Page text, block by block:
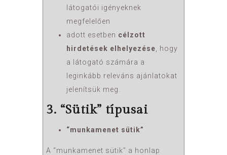
látogatói igényeknek
megfelelően
adott esetben célzott
hirdetések elhelyezése , hogy
a látogató számára a
leginkább releváns ajánlatokat
jelenítsük meg.
3. “Sütik” típusai
“munkamenet sütik”
A “munkamenet sütik” a honlap